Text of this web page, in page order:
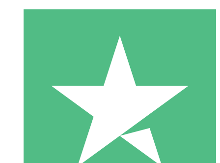
Paquetes de Créditos Individuales
Paga según el uso con créditos de descarga. Sin compromiso
10 00